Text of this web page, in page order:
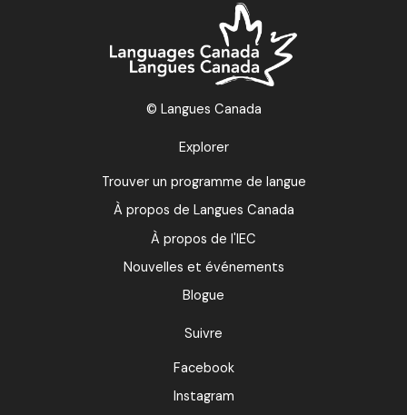
© Langues Canada
Explorer
Trouver un programme de langue
À propos de Langues Canada
À propos de l'IEC
Nouvelles et événements
Blogue
Suivre
Facebook
Instagram